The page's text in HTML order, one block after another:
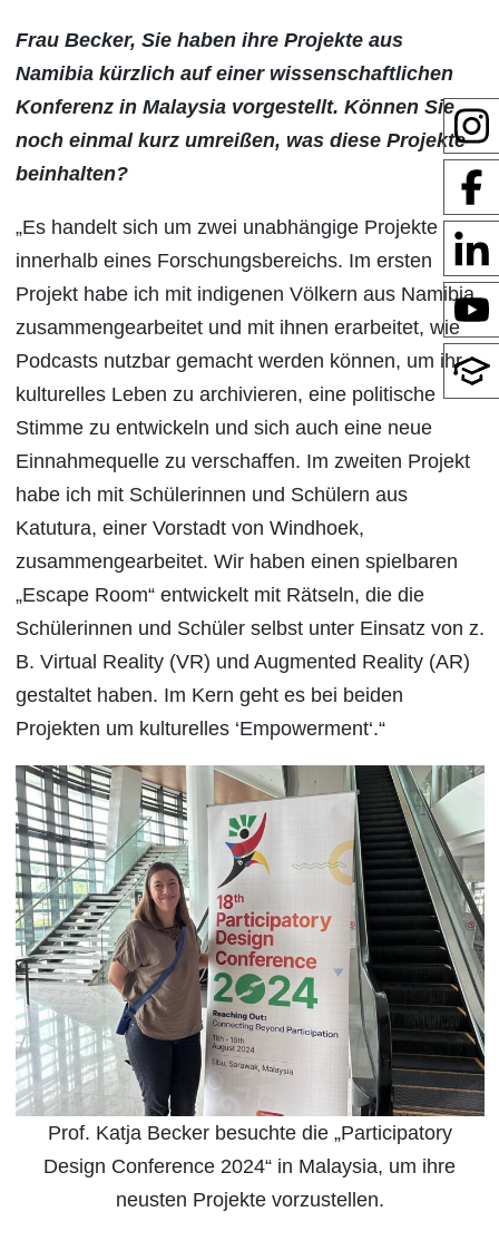
Frau Becker, Sie haben ihre Projekte aus
Namibia kürzlich auf einer wissenschaftlichen
Konferenz in Malaysia vorgestellt. Können Sie
noch einmal kurz umreißen, was diese Projekte
beinhalten?
„Es handelt sich um zwei unabhängige Projekte
innerhalb eines Forschungsbereichs. Im ersten
Projekt habe ich mit indigenen Völkern aus Namibia
zusammengearbeitet und mit ihnen erarbeitet, wie
Podcasts nutzbar gemacht werden können, um ihr
kulturelles Leben zu archivieren, eine politische
Stimme zu entwickeln und sich auch eine neue
Einnahmequelle zu verschaffen. Im zweiten Projekt
habe ich mit Schülerinnen und Schülern aus
Katutura, einer Vorstadt von Windhoek,
zusammengearbeitet. Wir haben einen spielbaren
„Escape Room“ entwickelt mit Rätseln, die die
Schülerinnen und Schüler selbst unter Einsatz von z.
B. Virtual Reality (VR) und Augmented Reality (AR)
gestaltet haben. Im Kern geht es bei beiden
Projekten um kulturelles ‘Empowerment‘.“
Prof. Katja Becker besuchte die „Participatory
Design Conference 2024“ in Malaysia, um ihre
neusten Projekte vorzustellen.